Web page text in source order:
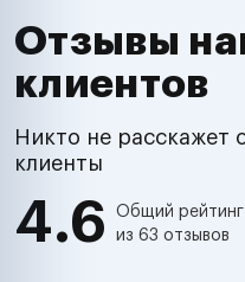
Отзывы
клиентов
Никто не расскажет
клиенты
4.6
Общий рейтинг
из 63 отзывов